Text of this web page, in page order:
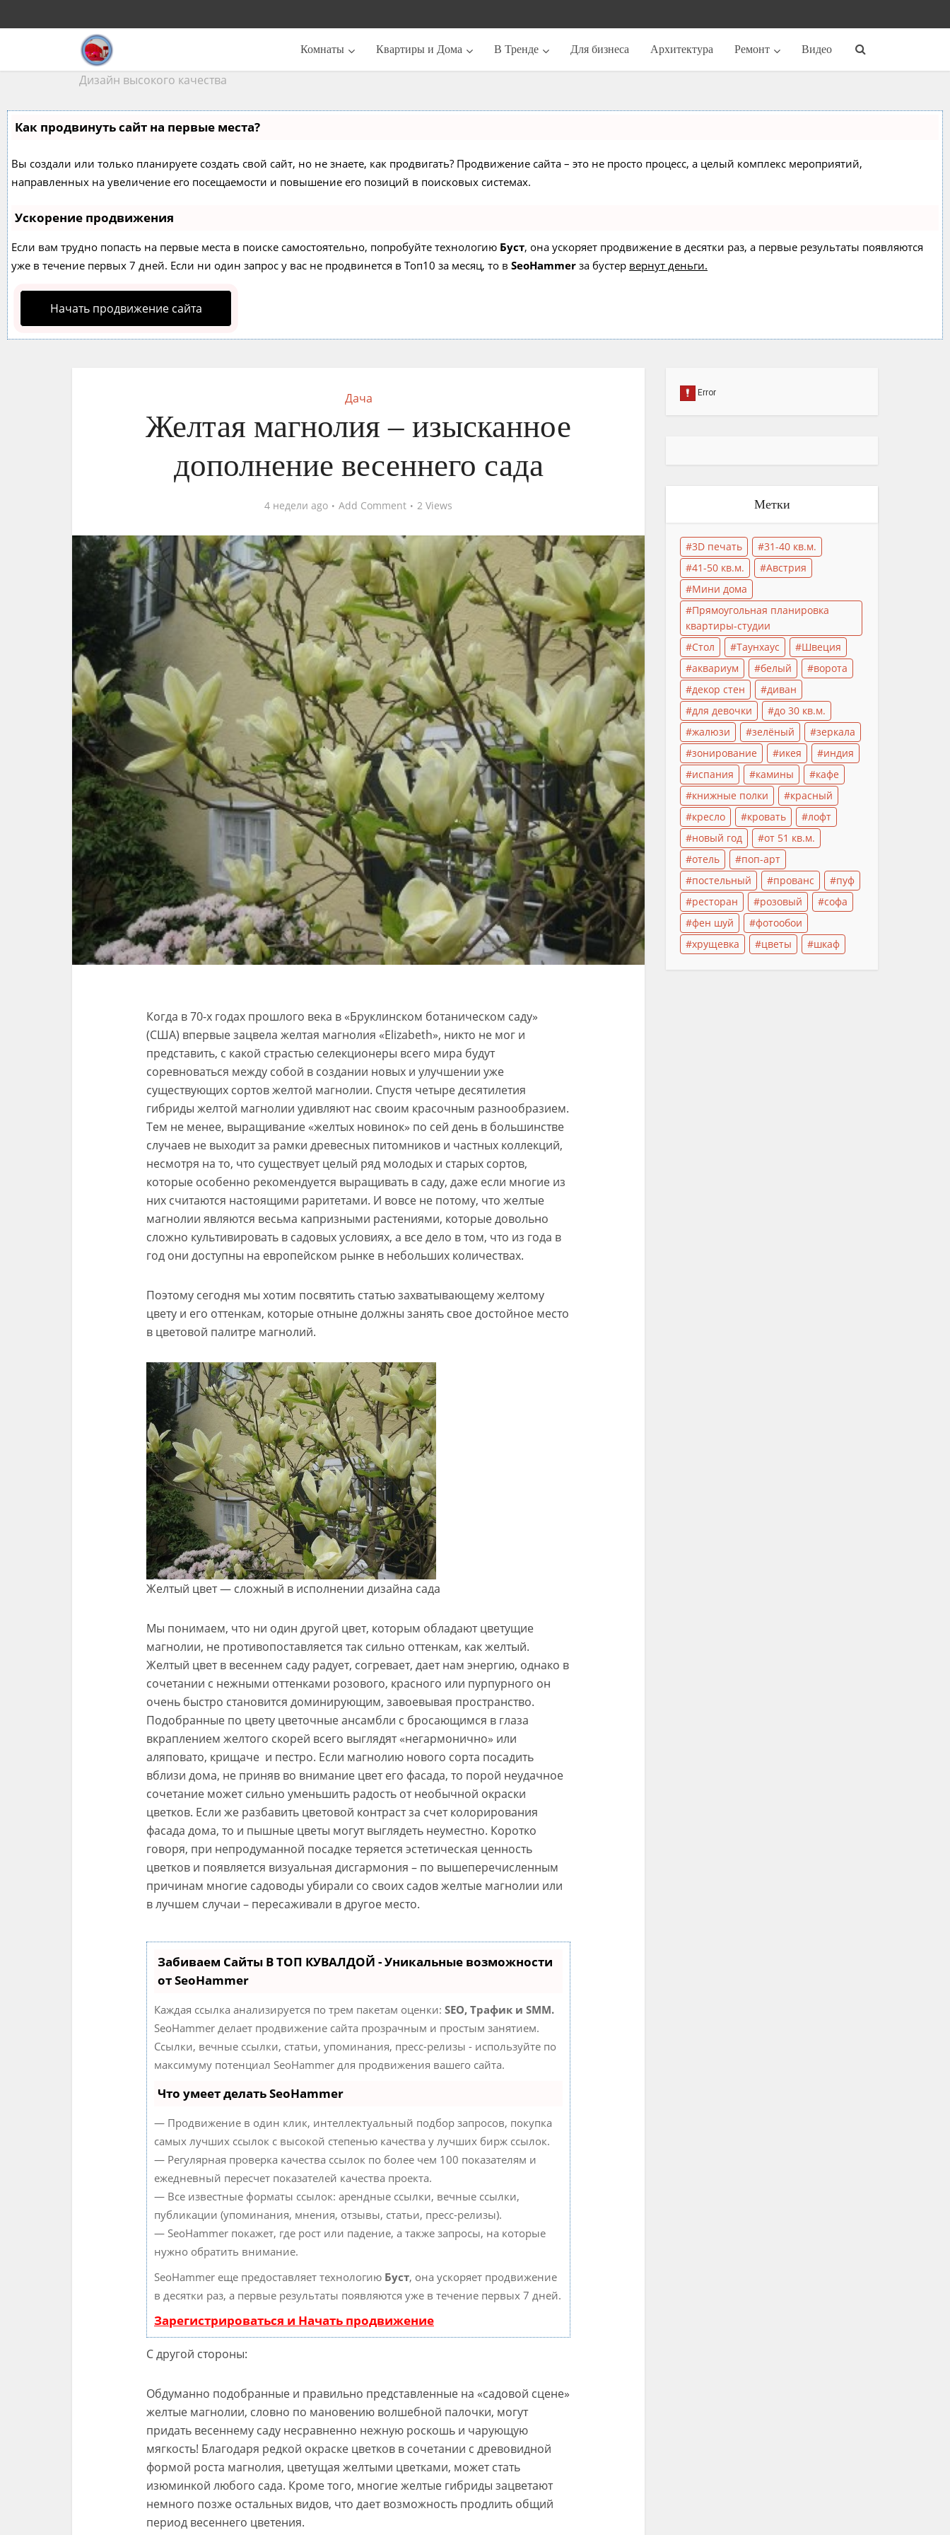
Дизайн высокого качества
Комнаты Квартиры и Дома В Тренде Для бизнеса Архитектура Ремонт Видео
Как продвинуть сайт на первые места?
Вы создали или только планируете создать свой сайт, но не знаете, как продвигать? Продвижение сайта – это не просто процесс, а целый комплекс мероприятий,
направленных на увеличение его посещаемости и повышение его позиций в поисковых системах.
Ускорение продвижения
Если вам трудно попасть на первые места в поиске самостоятельно, попробуйте технологию Буст, она ускоряет продвижение в десятки раз, а первые результаты появляются
уже в течение первых 7 дней. Если ни один запрос у вас не продвинется в Топ10 за месяц, то в SeoHammer за бустер вернут деньги.
Начать продвижение сайта
Дача
Желтая магнолия – изысканное
дополнение весеннего сада
4 недели ago Add Comment 2 Views
Когда в 70-х годах прошлого века в «Бруклинском ботаническом саду»
(США) впервые зацвела желтая магнолия «Elizabeth», никто не мог и
представить, с какой страстью селекционеры всего мира будут
соревноваться между собой в создании новых и улучшении уже
существующих сортов желтой магнолии. Спустя четыре десятилетия
гибриды желтой магнолии удивляют нас своим красочным разнообразием.
Тем не менее, выращивание «желтых новинок» по сей день в большинстве
случаев не выходит за рамки древесных питомников и частных коллекций,
несмотря на то, что существует целый ряд молодых и старых сортов,
которые особенно рекомендуется выращивать в саду, даже если многие из
них считаются настоящими раритетами. И вовсе не потому, что желтые
магнолии являются весьма капризными растениями, которые довольно
сложно культивировать в садовых условиях, а все дело в том, что из года в
год они доступны на европейском рынке в небольших количествах.
Поэтому сегодня мы хотим посвятить статью захватывающему желтому
цвету и его оттенкам, которые отныне должны занять свое достойное место
в цветовой палитре магнолий.
Желтый цвет — сложный в исполнении дизайна сада
Мы понимаем, что ни один другой цвет, которым обладают цветущие
магнолии, не противопоставляется так сильно оттенкам, как желтый.
Желтый цвет в весеннем саду радует, согревает, дает нам энергию, однако в
сочетании с нежными оттенками розового, красного или пурпурного он
очень быстро становится доминирующим, завоевывая пространство.
Подобранные по цвету цветочные ансамбли с бросающимся в глаза
вкраплением желтого скорей всего выглядят «негармонично» или
аляповато, крищаче и пестро. Если магнолию нового сорта посадить
вблизи дома, не приняв во внимание цвет его фасада, то порой неудачное
сочетание может сильно уменьшить радость от необычной окраски
цветков. Если же разбавить цветовой контраст за счет колорирования
фасада дома, то и пышные цветы могут выглядеть неуместно. Коротко
говоря, при непродуманной посадке теряется эстетическая ценность
цветков и появляется визуальная дисгармония – по вышеперечисленным
причинам многие садоводы убирали со своих садов желтые магнолии или
в лучшем случаи – пересаживали в другое место.
Забиваем Сайты В ТОП КУВАЛДОЙ - Уникальные возможности
от SeoHammer
Каждая ссылка анализируется по трем пакетам оценки: SEO, Трафик и SMM.
SeoHammer делает продвижение сайта прозрачным и простым занятием.
Ссылки, вечные ссылки, статьи, упоминания, пресс-релизы - используйте по
максимуму потенциал SeoHammer для продвижения вашего сайта.
Что умеет делать SeoHammer
— Продвижение в один клик, интеллектуальный подбор запросов, покупка
самых лучших ссылок с высокой степенью качества у лучших бирж ссылок.
— Регулярная проверка качества ссылок по более чем 100 показателям и
ежедневный пересчет показателей качества проекта.
— Все известные форматы ссылок: арендные ссылки, вечные ссылки,
публикации (упоминания, мнения, отзывы, статьи, пресс-релизы).
— SeoHammer покажет, где рост или падение, а также запросы, на которые
нужно обратить внимание.
SeoHammer еще предоставляет технологию Буст, она ускоряет продвижение
в десятки раз, а первые результаты появляются уже в течение первых 7 дней.
Зарегистрироваться и Начать продвижение
С другой стороны:
Обдуманно подобранные и правильно представленные на «садовой сцене»
желтые магнолии, словно по мановению волшебной палочки, могут
придать весеннему саду несравненно нежную роскошь и чарующую
мягкость! Благодаря редкой окраске цветков в сочетании с древовидной
формой роста магнолия, цветущая желтыми цветками, может стать
изюминкой любого сада. Кроме того, многие желтые гибриды зацветают
немного позже остальных видов, что дает возможность продлить общий
период весеннего цветения.
Метки
3D печать
31-40 кв.м.
41-50 кв.м.
Австрия
Мини дома
Прямоугольная планировка
квартиры-студии
Стол
Таунхаус
Швеция
аквариум
белый
ворота
декор стен
диван
для девочки
до 30 кв.м.
жалюзи
зелёный
зеркала
зонирование
икея
индия
испания
камины
кафе
книжные полки
красный
кресло
кровать
лофт
новый год
от 51 кв.м.
отель
поп-арт
постельный
прованс
пуф
ресторан
розовый
софа
фен шуй
фотообои
хрущевка
цветы шкаф